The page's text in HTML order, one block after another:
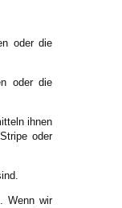
oder die
oder die
ihnen
oder
Wenn wir